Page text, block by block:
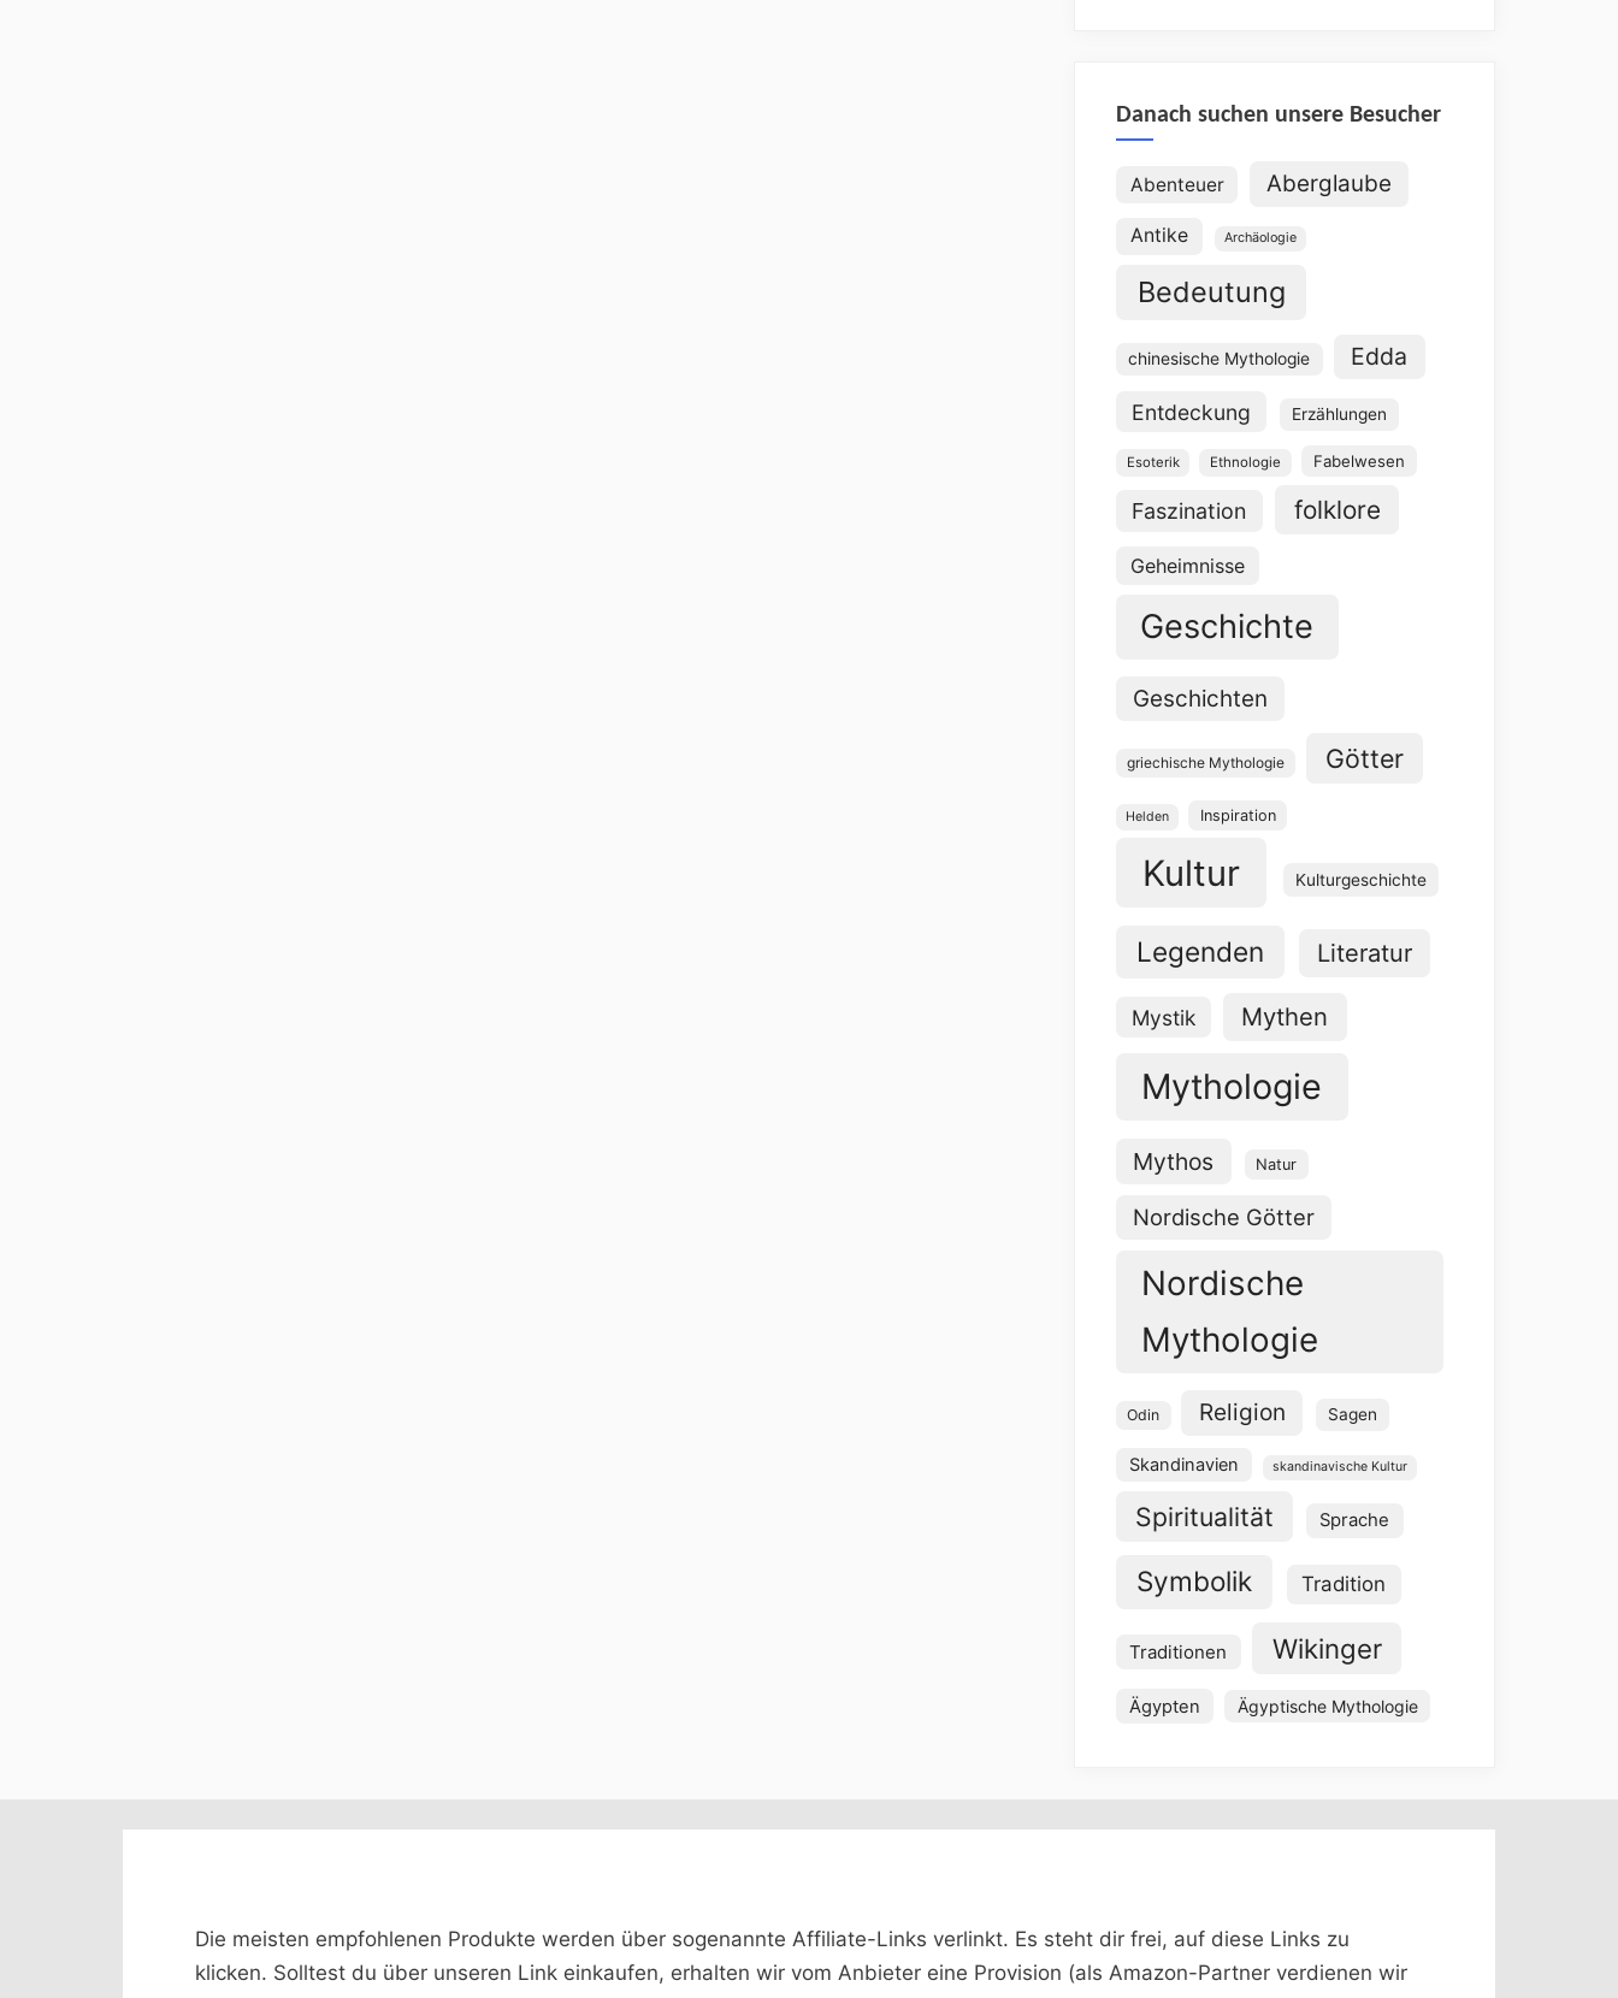
Danach suchen unsere Besucher
Abenteuer Aberglaube
Antike Archäologie
Bedeutung
chinesische Mythologie Edda
Entdeckung Erzählungen
Esoterik Ethnologie Fabelwesen
Faszination folklore
Geheimnisse
Geschichte
Geschichten
griechische Mythologie Götter
Helden Inspiration
Kultur Kulturgeschichte
Legenden Literatur
Mystik Mythen
Mythologie
Mythos Natur
Nordische Götter
Nordische
Mythologie
Odin Religion Sagen
Skandinavien skandinavische Kultur
Spiritualität Sprache
Symbolik Tradition
Traditionen Wikinger
Ägypten Ägyptische Mythologie
Die meisten empfohlenen Produkte werden über sogenannte Affiliate-Links verlinkt. Es steht dir frei, auf diese Links zu
klicken. Solltest du über unseren Link einkaufen, erhalten wir vom Anbieter eine Provision (als Amazon-Partner verdienen wir